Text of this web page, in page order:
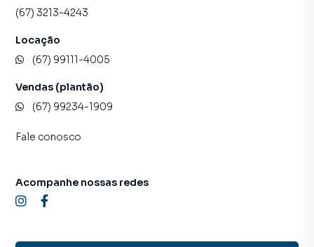
(67) 3213-4243
Locação
(67) 99111-4005
Vendas (plantão)
(67) 99234-1909
Fale conosco
Acompanhe nossas redes